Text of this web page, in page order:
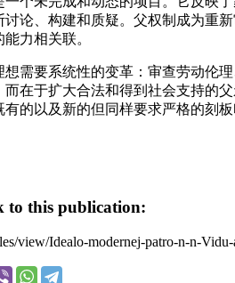
讨论、构建和质疑。父权制成为重
力相关联。
想需要系统性的变革：审查劳动伦
而在于扩大合法和得到社会支持的
的以及新的但同样要求严格的刻板
to this publication:
view/Idealo-modernej-patro-n-n-